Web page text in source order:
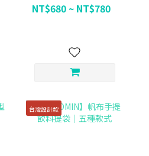
NT$680 ~ NT$780
台灣設計款